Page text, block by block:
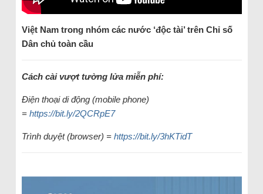
Việt Nam trong nhóm các nước ‘độc tài’ trên Chỉ số
Dân chủ toàn cầu
Cách cài vượt tường lửa miễn phí:
Điện thoại di động (mobile phone)
= https://bit.ly/2QCRpE7
Trình duyệt (browser) = https://bit.ly/3hKTidT